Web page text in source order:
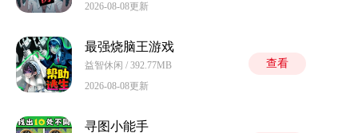
2026-08-08更新
最强烧脑王游戏
益智休闲 / 392.77MB
2026-08-08更新
查看
寻图小能手